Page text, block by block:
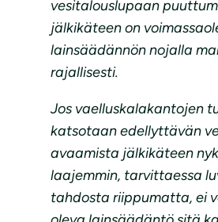
vesitalouslupaan
jälkikäteen on
lainsäädännön nojalla
rajallisesti.
Jos vaelluskalakantojen
katsotaan edellyttävän
avaamista jälkikäteen
laajemmin, tarvittaessa
tahdosta riippumatta, ei